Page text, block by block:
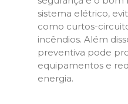
sistema elétrico,
como curtos-
incêndios. Além
preventiva pode
equipamentos e
energia.